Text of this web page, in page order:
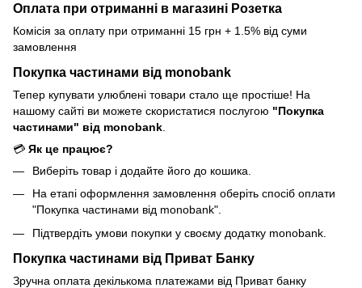
Оплата при отриманні в магазині Розетка
Комісія за оплату при отриманні 15 грн + 1.5% від суми
замовлення
Покупка частинами від monobank
Тепер купувати улюблені товари стало ще простіше! На
нашому сайті ви можете скористатися послугою "Покупка
частинами" від monobank
💳 Як це працює?
Виберіть товар і додайте його до кошика.
На етапі оформлення замовлення оберіть спосіб оплати
"Покупка частинами від monobank".
Підтвердіть умови покупки у своєму додатку monobank.
Покупка частинами від Приват Банку
Зручна оплата декількома платежами від Приват банку